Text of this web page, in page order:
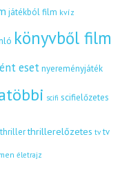
játékból film kvíz
könyvből film
eset nyereményjáték
scifi scifielőzetes
thriller thrillerelőzetes tv tv
életrajz